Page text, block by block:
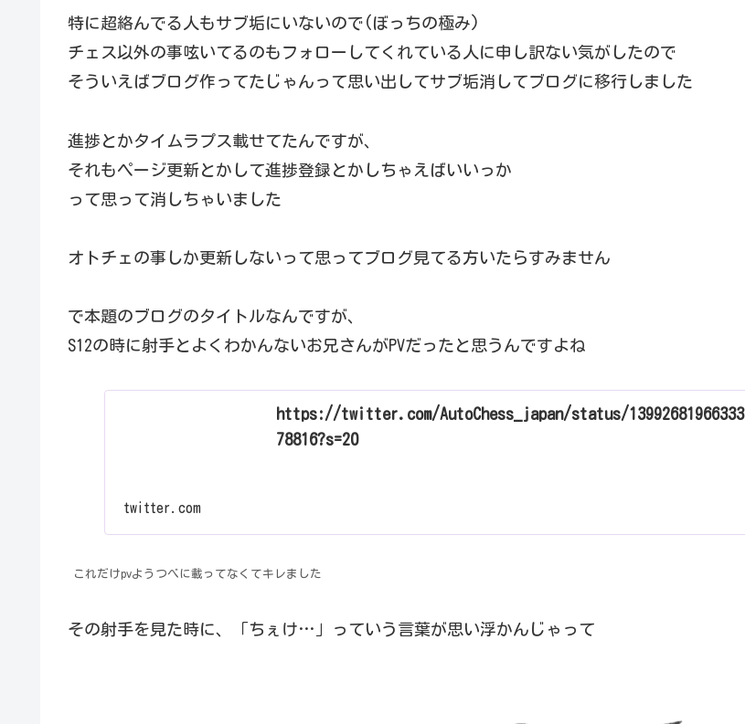
特に超絡んでる人もサブ垢にいないので(ぼっちの極み)
チェス以外の事呟いてるのもフォローしてくれている人に申し訳ない気がしたので
そういえばブログ作ってたじゃんって思い出してサブ垢消してブログに移行しました
進捗とかタイムラプス載せてたんですが、
それもページ更新とかして進捗登録とかしちゃえばいいっか
って思って消しちゃいました
オトチェの事しか更新しないって思ってブログ見てる方いたらすみません
で本題のブログのタイトルなんですが、
S12の時に射手とよくわかんないお兄さんがPVだったと思うんですよね
https://twitter.com/AutoChess_japan/status/13992681966333
78816?s=20
twitter.com
これだけpvようつべに載ってなくてキレました
その射手を見た時に、「ちぇけ…」っていう言葉が思い浮かんじゃって